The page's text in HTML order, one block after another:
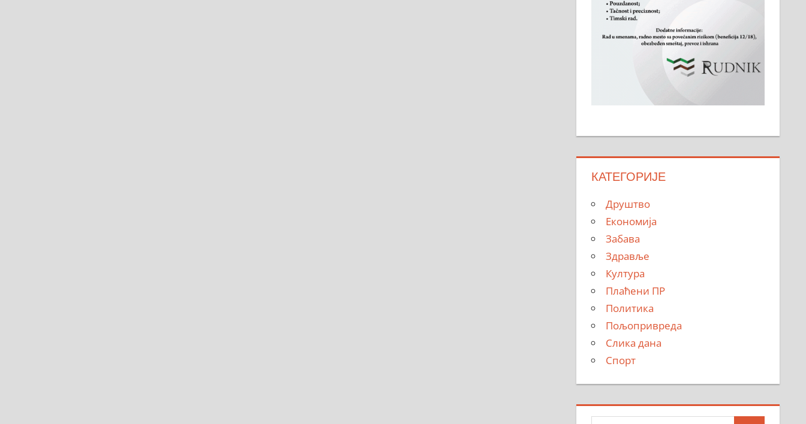
КАТЕГОРИЈЕ
Друштво
Економија
Забава
Здравље
Култура
Плаћени ПР
Политика
Пољопривреда
Слика дана
Спорт